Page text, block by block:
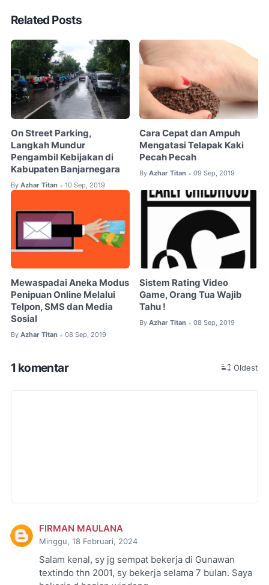
Related Posts
On Street Parking,
Langkah Mundur
Pengambil Kebijakan di
Kabupaten Banjarnegara
By Azhar Titan • 10 Sep, 2019
Cara Cepat dan Ampuh
Mengatasi Telapak Kaki
Pecah Pecah
By Azhar Titan • 09 Sep, 2019
Mewaspadai Aneka Modus
Penipuan Online Melalui
Telpon, SMS dan Media
Sosial
By Azhar Titan • 08 Sep, 2019
Sistem Rating Video
Game, Orang Tua Wajib
Tahu !
By Azhar Titan • 08 Sep, 2019
1 komentar Oldest
FIRMAN MAULANA
Minggu, 18 Februari, 2024
Salam kenal, sy jg sempat bekerja di Gunawan
textindo thn 2001, sy bekerja selama 7 bulan. Saya